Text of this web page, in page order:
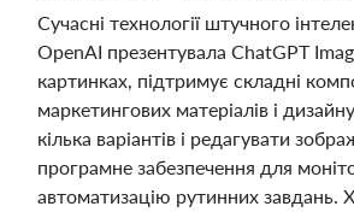
Сучасні технології штучного
OpenAI презентувала ChatGPT
картинках, підтримує складні
маркетингових матеріалів і
кілька варіантів і редагувати
програмне забезпечення для
автоматизацію рутинних завдань.